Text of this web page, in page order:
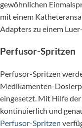
gewöhnlichen
mit einem
Adapters zu einem
Perfusor-Spritzen
Perfusor-Spritzen
Medikamenten-
eingesetzt. Mit Hilfe
kontinuierlich und
Perfusor-Spritzen